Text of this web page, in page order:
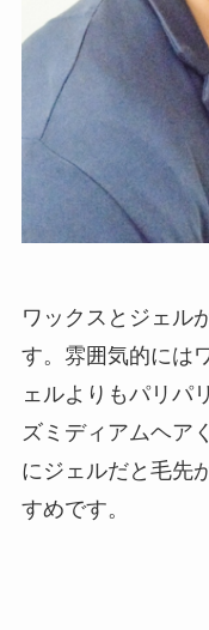
ワックスとジェル
す。雰囲気的には
ェルよりもパリパ
ズミディアムヘア
にジェルだと毛先
すめです。